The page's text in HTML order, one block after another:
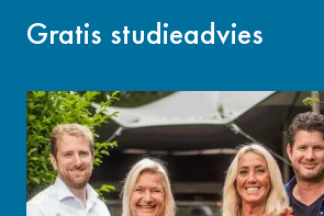
Gratis studieadvies